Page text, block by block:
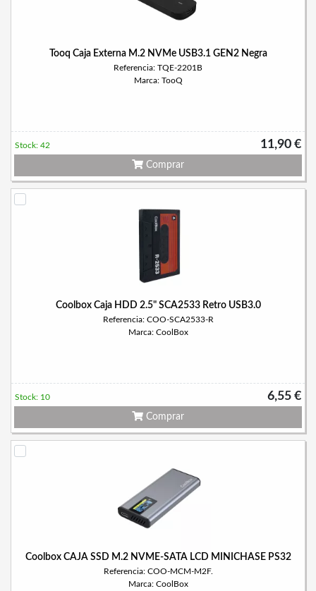
Tooq Caja Externa M.2 NVMe USB3.1 GEN2 Negra
Referencia: TQE-2201B
Marca: TooQ
11,90 €
Stock: 42
Comprar
Coolbox Caja HDD 2.5" SCA2533 Retro USB3.0
Referencia: COO-SCA2533-R
Marca: CoolBox
6,55 €
Stock: 10
Comprar
Coolbox CAJA SSD M.2 NVME-SATA LCD MINICHASE PS32
Referencia: COO-MCM-M2F.
Marca: CoolBox